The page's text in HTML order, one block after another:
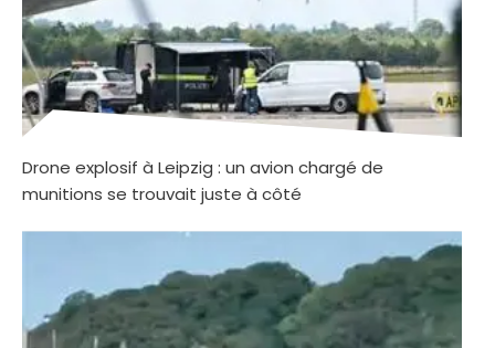
Drone explosif à Leipzig : un avion chargé de
munitions se trouvait juste à côté